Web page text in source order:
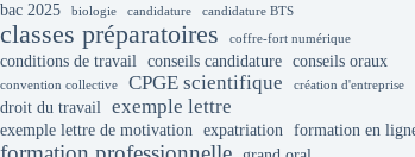
bac 2025 biologie candidature candidature BTS
classes préparatoires coffre-fort numérique
conditions de travail conseils candidature conseils oraux
convention collective CPGE scientifique création d'entreprise
droit du travail exemple lettre
exemple lettre de motivation expatriation formation en